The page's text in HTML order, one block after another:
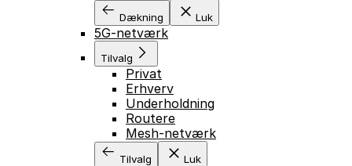
Dækning Luk
5G-netværk
Tilvalg
Privat
Erhverv
Underholdning
Routere
Mesh-netværk
Tilvalg Luk